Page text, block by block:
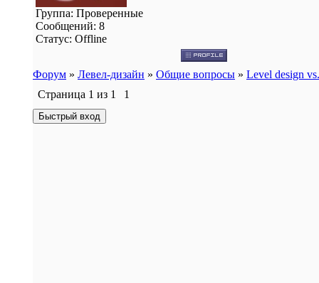
Группа: Проверенные
Сообщений: 8
Статус: Offline
Форум » Левел-дизайн » Общие вопросы » Level design
Страница 1 из 1 1